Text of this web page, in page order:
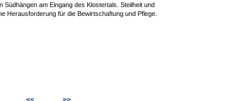
Südhängen am Eingang des Klostertals. Steilheit und
Herausforderung für die Bewirtschaftung und Pflege.